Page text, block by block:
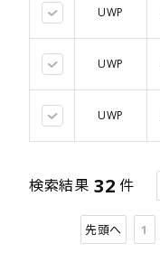
UWP
UWP
UWP
検索結果 32 件
先頭へ 1